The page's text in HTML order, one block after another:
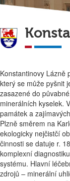
Konstantinovy Lázně
který se může pyšnit
zasazené do
minerálních kyselek.
památek a
Plzně směrem na
ekologicky nejčistčí
činnosti se datuje r.
komplexní
systému. Hlavní
zdrojů – minerální